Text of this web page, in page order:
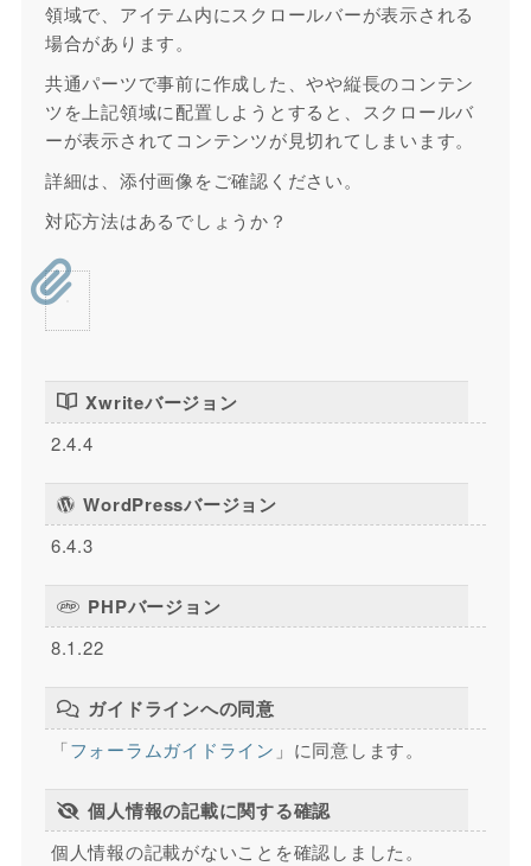
領域で、アイテム内にスクロールバーが表示される
場合があります。
共通パーツで事前に作成した、やや縦長のコンテン
ツを上記領域に配置しようとすると、スクロールバ
ーが表示されてコンテンツが見切れてしまいます。
詳細は、添付画像をご確認ください。
対応方法はあるでしょうか？
Xwriteバージョン
2.4.4
WordPressバージョン
6.4.3
PHPバージョン
8.1.22
ガイドラインへの同意
「フォーラムガイドライン 」に同意します。
個人情報の記載に関する確認
個人情報の記載がないことを確認しました。